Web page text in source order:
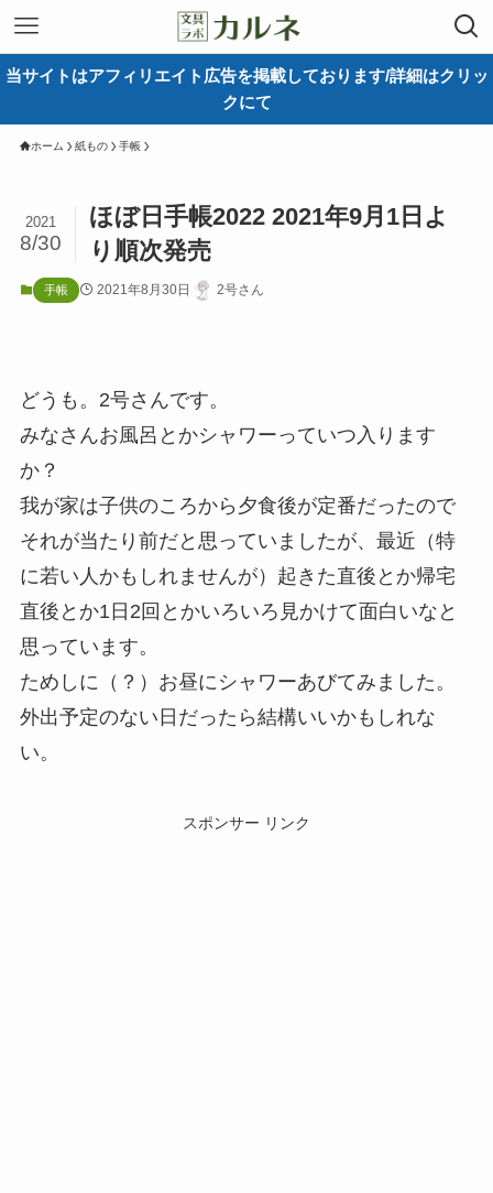
当サイトはアフィリエイト広告を掲載しております/詳細はクリッ
クにて
ホーム 紙もの 手帳
ほぼ日手帳2022 2021年9月1日よ
り順次発売
2021
8/30
手帳 2021年8月30日 2号さん
どうも。2号さんです。
みなさんお風呂とかシャワーっていつ入ります
か？
我が家は子供のころから夕食後が定番だったので
それが当たり前だと思っていましたが、最近（特
に若い人かもしれませんが）起きた直後とか帰宅
直後とか1日2回とかいろいろ見かけて面白いなと
思っています。
ためしに（？）お昼にシャワーあびてみました。
外出予定のない日だったら結構いいかもしれな
い。
スポンサー リンク